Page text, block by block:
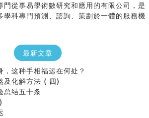
門從事易學術數研究和應用的有限公司，是
學科專門預測、諮詢、策劃於一體的服務機
最新文章
究
(上)
个以女性为主角传统节日
則 (下)
，这种手相福运在何处？
及化解方法 ( 四)
总结五十条